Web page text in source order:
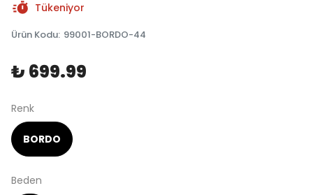
Tükeniyor
Ürün Kodu: 99001-BORDO-44
₺ 699.99
Renk
BORDO
Beden